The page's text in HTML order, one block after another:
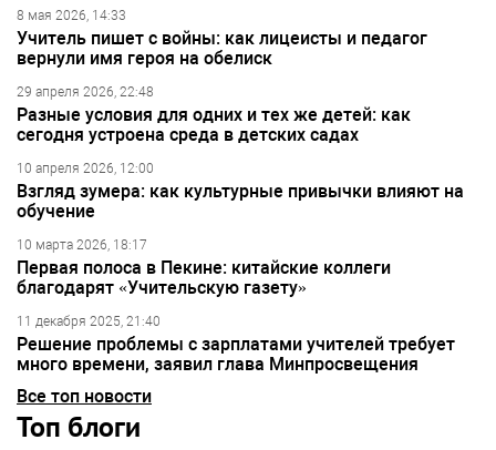
8 мая 2026, 14:33
Учитель пишет с войны: как лицеисты и педагог
вернули имя героя на обелиск
29 апреля 2026, 22:48
Разные условия для одних и тех же детей: как
сегодня устроена среда в детских садах
10 апреля 2026, 12:00
Взгляд зумера: как культурные привычки влияют на
обучение
10 марта 2026, 18:17
Первая полоса в Пекине: китайские коллеги
благодарят «Учительскую газету»
11 декабря 2025, 21:40
Решение проблемы с зарплатами учителей требует
много времени, заявил глава Минпросвещения
Все топ новости
Топ блоги